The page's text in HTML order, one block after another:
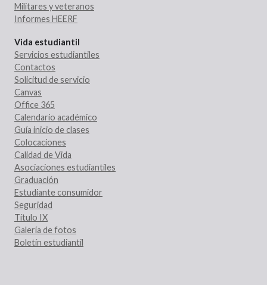
Militares y veteranos
Informes HEERF
Vida estudiantil
Servicios estudiantiles
Contactos
Solicitud de servicio
Canvas
Office 365
Calendario académico
Guía inicio de clases
Colocaciones
Calidad de Vida
Asociaciones estudiantiles
Graduación
Estudiante consumidor
Seguridad
Título IX
Galería de fotos
Boletín estudiantil